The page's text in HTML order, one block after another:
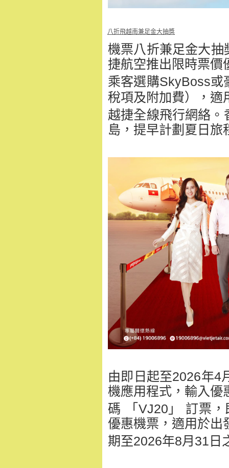
八折飛越南兼足金大抽獎
機票八折兼足金大抽
捷航空推出限時票價
乘客選購SkyBoss或
稅項及附加費），適
越捷全線飛行網絡。
島，提早計劃夏日旅
由即日起至2026年4
機應用程式， 輸入優
碼 「VJ20」 訂票
優惠機票， 適用於出
期至2026年8月31日